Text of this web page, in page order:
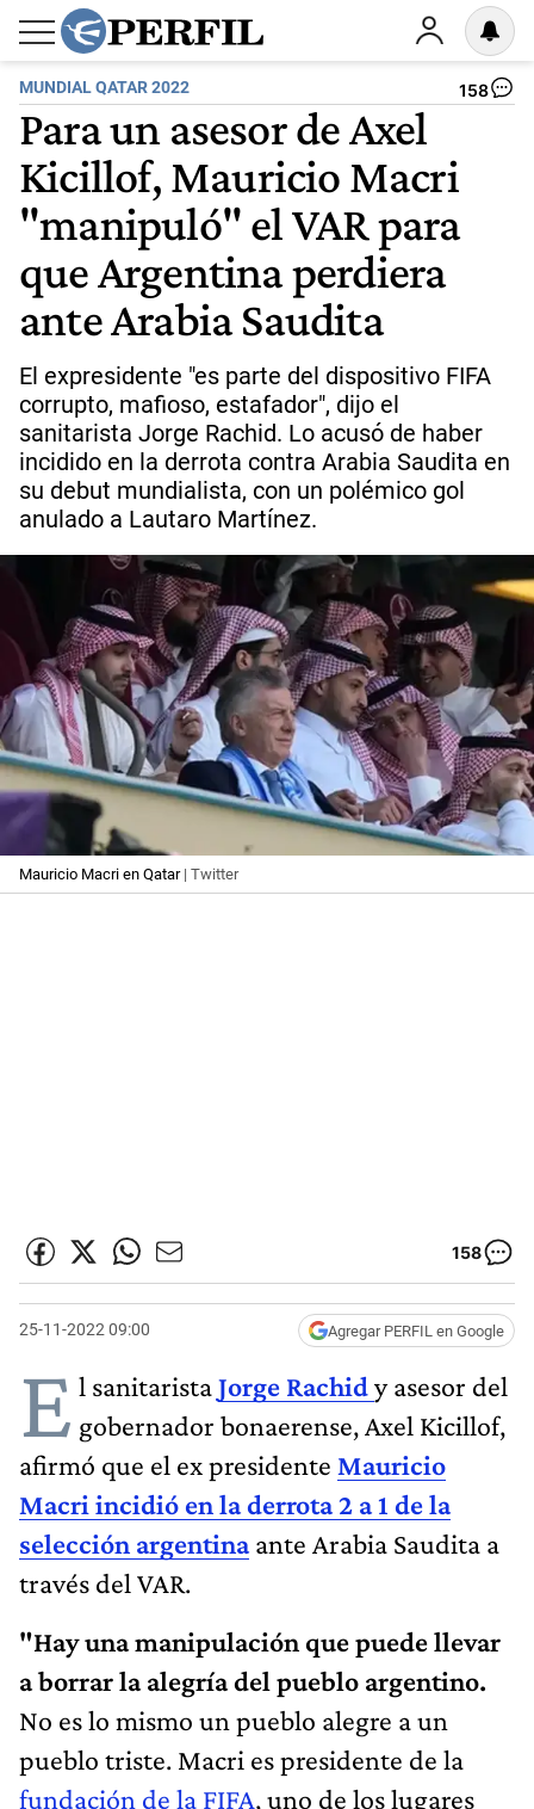
MUNDIAL QATAR 2022 158
Para un asesor de Axel
Kicillof, Mauricio Macri
"manipuló" el VAR para
que Argentina perdiera
ante Arabia Saudita
El expresidente "es parte del dispositivo FIFA
corrupto, mafioso, estafador", dijo el
sanitarista Jorge Rachid. Lo acusó de haber
incidido en la derrota contra Arabia Saudita en
su debut mundialista, con un polémico gol
anulado a Lautaro Martínez.
Mauricio Macri en Qatar | Twitter
158
25-11-2022 09:00 Agregar PERFIL en Google
E l sanitaristaJorge Rachidy asesor del
gobernador bonaerense, Axel Kicillof,
afirmó que el ex presidente Mauricio
Macri incidió en la derrota 2 a 1 de la
selección argentinaante Arabia Saudita a
través del VAR.
"Hay una manipulación que puede llevar
a borrar la alegría del pueblo argentino.
No es lo mismo un pueblo alegre a un
pueblo triste. Macri es presidente de la
fundación de la FIFA, uno de los lugares